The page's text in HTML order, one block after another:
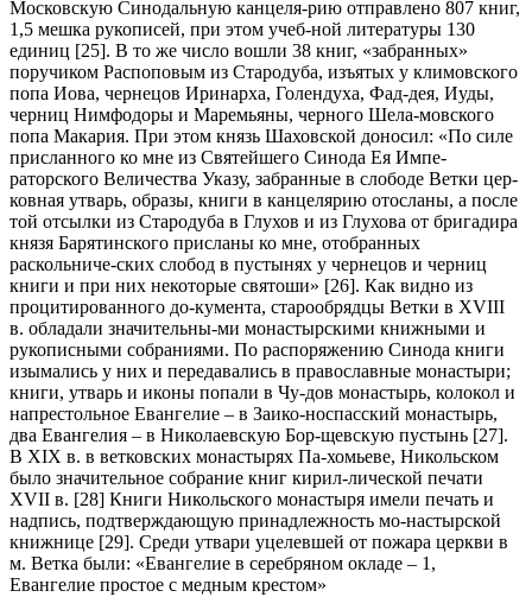
Московскую Синодальную канцеля-рию отправлено 807 книг,
1,5 мешка рукописей, при этом учеб-ной литературы 130
единиц [25]. В то же число вошли 38 книг, «забранных»
поручиком Распоповым из Стародуба, изъятых у климовского
попа Иова, чернецов Иринарха, Голендуха, Фад-дея, Иуды,
черниц Нимфодоры и Маремьяны, черного Шела-мовского
попа Макария. При этом князь Шаховской доносил: «По силе
присланного ко мне из Святейшего Синода Ея Импе-
раторского Величества Указу, забранные в слободе Ветки цер-
ковная утварь, образы, книги в канцелярию отосланы, а после
той отсылки из Стародуба в Глухов и из Глухова от бригадира
князя Барятинского присланы ко мне, отобранных
раскольниче-ских слобод в пустынях у чернецов и черниц
книги и при них некоторые святоши» [26]. Как видно из
процитированного до-кумента, старообрядцы Ветки в XVIII
в. обладали значительны-ми монастырскими книжными и
рукописными собраниями. По распоряжению Синода книги
изымались у них и передавались в православные монастыри;
книги, утварь и иконы попали в Чу-дов монастырь, колокол и
напрестольное Евангелие – в Заико-носпасский монастырь,
два Евангелия – в Николаевскую Бор-щевскую пустынь [27].
В XIX в. в ветковских монастырях Па-хомьеве, Никольском
было значительное собрание книг кирил-лической печати
XVII в. [28] Книги Никольского монастыря имели печать и
надпись, подтверждающую принадлежность мо-настырской
книжнице [29]. Среди утвари уцелевшей от пожара церкви в
м. Ветка были: «Евангелие в серебряном окладе – 1,
Евангелие простое с медным крестом»